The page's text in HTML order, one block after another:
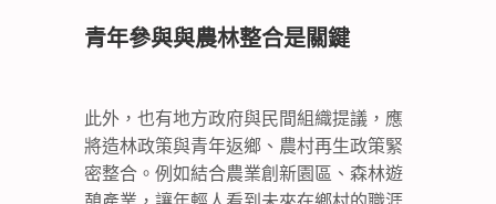
青年參與與農林整合是關鍵
此外，也有地方政府與民間組織提議，應
將造林政策與青年返鄉、農村再生政策緊
密整合。例如結合農業創新園區、森林遊